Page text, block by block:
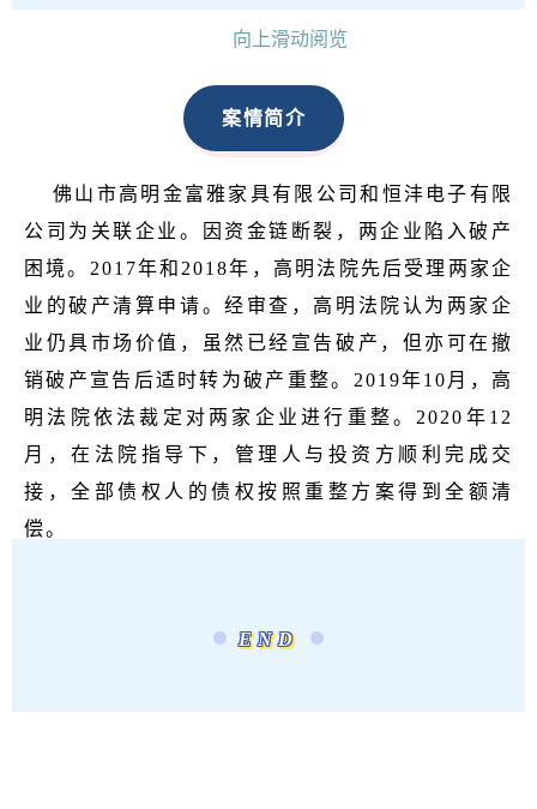
向上滑动阅览
案情简介
佛山市高明金富雅家具有限公司和恒沣电子有限
公司为关联企业。因资金链断裂，两企业陷入破产
困境。2017年和2018年，高明法院先后受理两家企
业的破产清算申请。经审查，高明法院认为两家企
业仍具市场价值，虽然已经宣告破产，但亦可在撤
销破产宣告后适时转为破产重整。2019年10月，高
明法院依法裁定对两家企业进行重整。2020年12
月，在法院指导下，管理人与投资方顺利完成交
接，全部债权人的债权按照重整方案得到全额清
偿。
典型意义
END